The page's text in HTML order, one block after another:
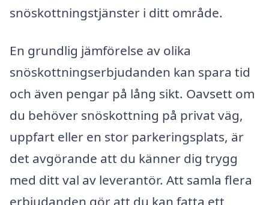
snöskottningstjänster i ditt område.
En grundlig jämförelse av olika
snöskottningserbjudanden kan spara tid
och även pengar på lång sikt. Oavsett om
du behöver snöskottning på privat väg,
uppfart eller en stor parkeringsplats, är
det avgörande att du känner dig trygg
med ditt val av leverantör. Att samla flera